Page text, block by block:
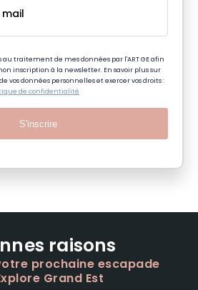
au traitement de mes données par l'ART GE afin
inscription à la newsletter. En savoir plus sur
vos données personnelles et exercer vos droits :
de confidentialité
S'inscrire
raisons
prochaine escapade
Grand Est